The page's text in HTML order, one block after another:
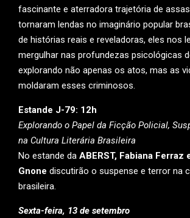
fascinante e aterradora trajetória de
tornaram lendas no imaginário popular
de histórias reais e reveladoras, eles nos
mergulhar nas profundezas psicológicas
explorando não apenas os atos, mas as
moldaram esses criminosos.
Estande J-79: 12h
Explorando o Papel da Ficção Policial,
na Cultura Literária Brasileira
No estande da ABERST, Fabiana Ferraz
Gnone discutirão o suspense e terror na
brasileira.
Sexta-feira, 13 de setembro